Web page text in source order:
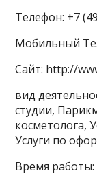
Телефон: +7
Мобильный
Сайт: http://
вид
студии,
косметолога,
Услуги по
Время работы: